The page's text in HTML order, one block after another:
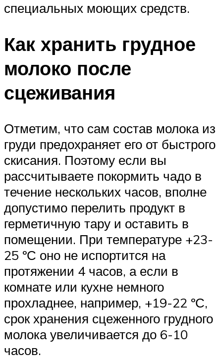
специальных моющих средств.
Как хранить грудное
молоко после
сцеживания
Отметим, что сам состав молока из
груди предохраняет его от быстрого
скисания. Поэтому если вы
рассчитываете покормить чадо в
течение нескольких часов, вполне
допустимо перелить продукт в
герметичную тару и оставить в
помещении. При температуре +23-
25 ºС оно не испортится на
протяжении 4 часов, а если в
комнате или кухне немного
прохладнее, например, +19-22 ºС,
срок хранения сцеженного грудного
молока увеличивается до 6-10
часов.